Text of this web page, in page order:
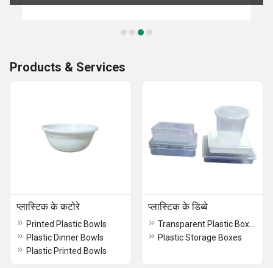
Products & Services
प्लास्टिक के कटोरे
Printed Plastic Bowls
Plastic Dinner Bowls
Plastic Printed Bowls
प्लास्टिक के डिब्बे
Plastic Storage Boxes